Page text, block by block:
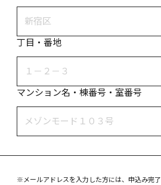
丁目・番地
マンション名・棟番号・室番号
※メールアドレスを入力した方には、申込み完